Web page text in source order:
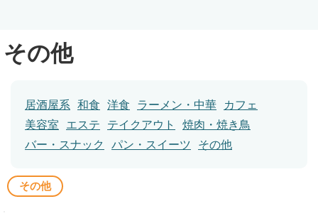
その他
居酒屋系 和食 洋食 ラーメン・中華 カフェ
美容室 エステ テイクアウト
焼肉・焼き鳥
バー・スナック
パン・スイーツ その他
その他